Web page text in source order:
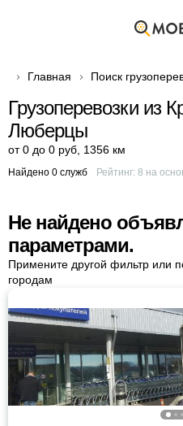
Главная Поиск
Грузоперевозки из
Люберцы
от 0 до 0 руб 1356 км
Найдено 0 служб Рейтинг: 8 на
Не найдено
параметрами.
Примените другой фильтр или
городам